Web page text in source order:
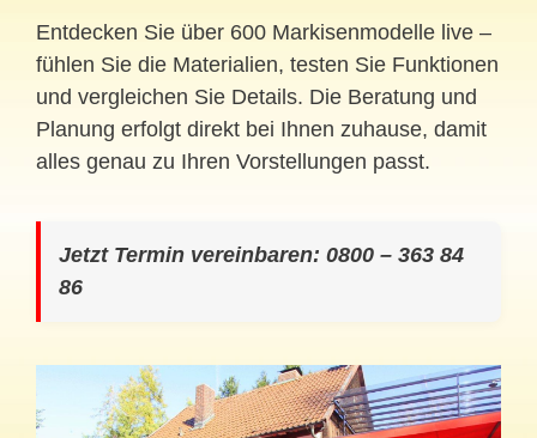
Entdecken Sie über 600 Markisenmodelle live –
fühlen Sie die Materialien, testen Sie Funktionen
und vergleichen Sie Details. Die Beratung und
Planung erfolgt direkt bei Ihnen zuhause, damit
alles genau zu Ihren Vorstellungen passt.
Jetzt Termin vereinbaren: 0800 – 363 84
86